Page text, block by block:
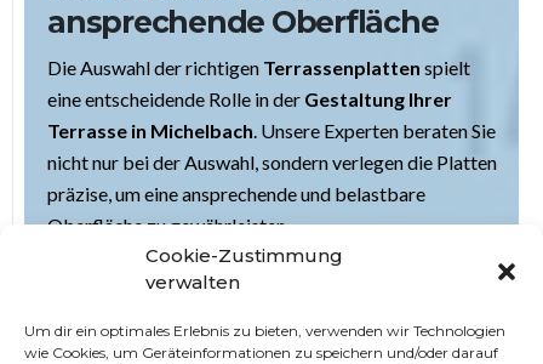
Cookie-Zustimmung
verwalten
Um dir ein optimales Erlebnis zu bieten, verwenden wir Technologien
wie Cookies, um Geräteinformationen zu speichern und/oder darauf
ansprechende Oberfläche
Die Auswahl der richtigen Terrassenplatten spielt
eine entscheidende Rolle in der Gestaltung Ihrer
Terrasse in Michelbach. Unsere Experten beraten Sie
nicht nur bei der Auswahl, sondern verlegen die Platten
präzise, um eine ansprechende und belastbare
Oberfläche zu gewährleisten.
Treppenstufe setzen in
Funktionalität vereint